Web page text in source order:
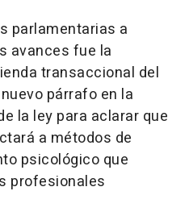
parlamentarias a
avances fue la
transaccional del
párrafo en la
la ley para aclarar que
a métodos de
psicológico que
profesionales